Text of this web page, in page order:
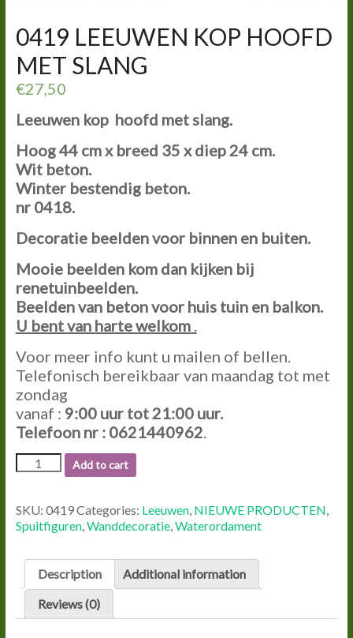
0419 LEEUWEN KOP HOOFD
MET SLANG
€27,50
Leeuwen kop hoofd met slang.
Hoog 44 cm x breed 35 x diep 24 cm.
Wit beton.
Winter bestendig beton.
nr 0418.
Decoratie beelden voor binnen en buiten.
Mooie beelden kom dan kijken bij
renetuinbeelden.
Beelden van beton voor huis tuin en balkon.
U bent van harte welkom.
Voor meer info kunt u mailen of bellen.
Telefonisch bereikbaar van maandag tot met
zondag
vanaf : 9:00uur tot21:00uur.
Telefoon nr : 0621440962.
0419
LEEUWEN
HOOFD
MET
Add to cart
SKU: 0419Categories: Leeuwen, NIEUWE PRODUCTEN,
Spuitfiguren,Wanddecoratie,Waterordament
Description
Additional information
Reviews (0)